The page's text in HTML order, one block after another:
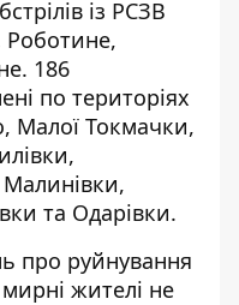
із РСЗВ
Роботине,
186
по територіях
Малої Токмачки,
та Одарівки.
про руйнування
жителі не